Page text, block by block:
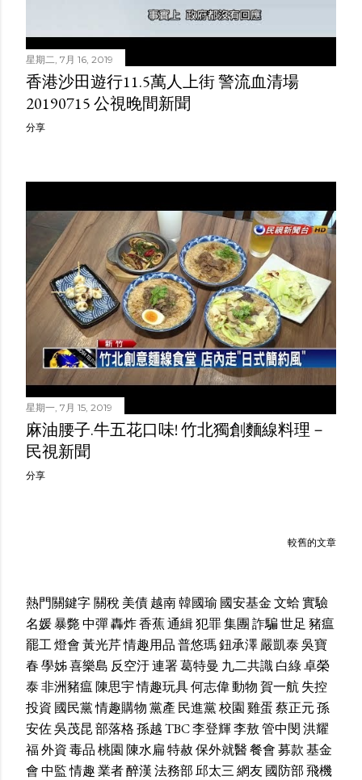
星期二, 7月 16, 2019
香港沙田遊行11.5萬人上街 警流血清場
20190715 公視晚間新聞
分享
星期一, 7月 15, 2019
麻油腰子.牛五花口味! 竹北獨創麵線料理－
民視新聞
分享
較舊的文章
熱門關鍵字關稅美債越南韓國瑜 國安基金文蛤實驗
名媛暴斃中彈轟炸香蕉通緝犯罪集團詐騙世足 豬瘟
罷工燈會黃光芹情趣用品普悠瑪鈕承澤嚴凱泰吳寶
春學姊喜樂島 反空汙連署葛特曼 九二共識白綠卓榮
泰非洲豬瘟陳思宇情趣玩具何志偉動物賀一航失控
投資 國民黨情趣購物黨產 民進黨校園雞蛋蔡正元孫
安佐吳茂昆部落格孫越TBC李登輝李敖管中閔洪耀
福外資毒品桃園陳水扁特赦保外就醫餐會募款基金
會中監情趣業者醉漢法務部邱太三網友國防部飛機